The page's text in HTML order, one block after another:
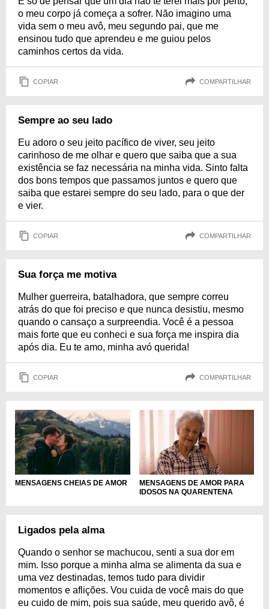
o meu corpo já começa a sofrer. Não imagino uma
vida sem o meu avô, meu segundo pai, que me
ensinou tudo que aprendeu e me guiou pelos
caminhos certos da vida.
COPIAR COMPARTILHAR
Sempre ao seu lado
Eu adoro o seu jeito pacífico de viver, seu jeito
carinhoso de me olhar e quero que saiba que a sua
existência se faz necessária na minha vida. Sinto falta
dos bons tempos que passamos juntos e quero que
saiba que estarei sempre do seu lado, para o que der
e vier.
COPIAR COMPARTILHAR
Sua força me motiva
Mulher guerreira, batalhadora, que sempre correu
atrás do que foi preciso e que nunca desistiu, mesmo
quando o cansaço a surpreendia. Você é a pessoa
mais forte que eu conheci e sua força me inspira dia
após dia. Eu te amo, minha avó querida!
COPIAR COMPARTILHAR
MENSAGENS CHEIAS DE AMOR
MENSAGENS DE AMOR PARA
IDOSOS NA QUARENTENA
Ligados pela alma
Quando o senhor se machucou, senti a sua dor em
mim. Isso porque a minha alma se alimenta da sua e
uma vez destinadas, temos tudo para dividir
momentos e aflições. Vou cuida de você mais do que
eu cuido de mim, pois sua saúde, meu querido avô, é